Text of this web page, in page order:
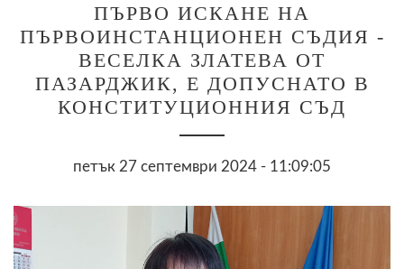
ПЪРВО ИСКАНЕ НА
ПЪРВОИНСТАНЦИОНЕН СЪДИЯ -
ВЕСЕЛКА ЗЛАТЕВА ОТ
ПАЗАРДЖИК, Е ДОПУСНАТО В
КОНСТИТУЦИОННИЯ СЪД
петък 27 септември 2024 - 11:09:05